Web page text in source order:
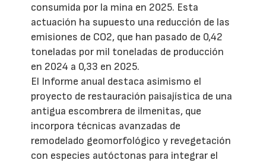
consumida por la mina en 2025. Esta
actuación ha supuesto una reducción de las
emisiones de CO2, que han pasado de 0,42
toneladas por mil toneladas de producción
en 2024 a 0,33 en 2025.
El Informe anual destaca asimismo el
proyecto de restauración paisajística de una
antigua escombrera de ilmenitas, que
incorpora técnicas avanzadas de
remodelado geomorfológico y revegetación
con especies autóctonas para integrar el